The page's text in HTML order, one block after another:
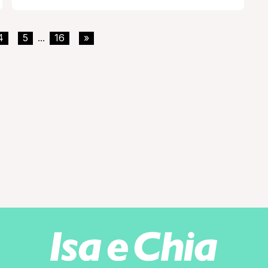
5 ... 16 »